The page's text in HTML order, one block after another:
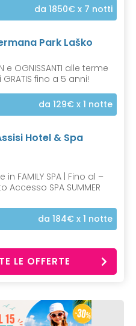
da 1850€ x 7 notti
Park Laško
e OGNISSANTI alle terme
fino a 5 anni!
da 129€ x 1 notte
Hotel & Spa
in FAMILY SPA | Fino al –
Accesso SPA SUMMER
da 184€ x 1 notte
LE OFFERTE